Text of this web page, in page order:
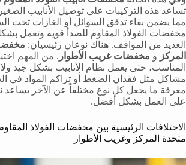
تساعد هذه التركيبات على توصيل الأنابيب
مما يضمن بقاء تدفق السوائل أو الغازات تحت
مخفضات الفولاذ المقاوم للصدأ قوية وتعمل
العديد من المواقف. هناك نوعان رئيسيان:
المركز و مخفضات غريب الأطوار . من المهم
المناسب، حتى يعمل نظام الأنابيب بشكل جيد ولا
مشاكل مثل فقدان الضغط أو تراكم المواد في
معرفة ما يجعل كل نوع مختلفاً عن الآخر يساعد
على العمل بشكل أفضل.
الاختلافات الرئيسية بين مخفضات الفولاذ
متحدة المركز وغريب الأطوار